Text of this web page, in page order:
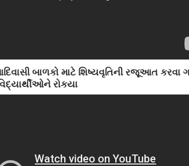
બાળકો માટે શિષ્યવૃતિની રજૂઆત કરવા
રોકયા